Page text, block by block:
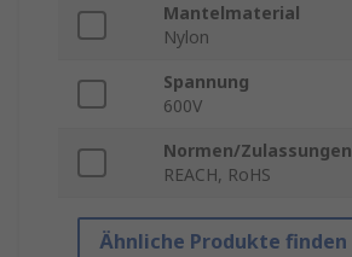
Mantelmaterial
Nylon
Spannung
600V
Normen/Zulassungen
REACH, RoHS
Ähnliche Produkte finden